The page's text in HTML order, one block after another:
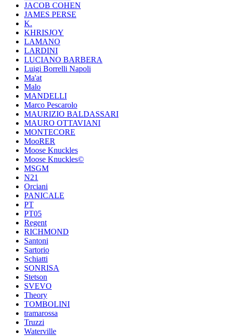
JACOB COHEN
JAMES PERSE
K.
KHRISJOY
LAMANO
LARDINI
LUCIANO BARBERA
Luigi Borrelli Napoli
Ma'at
Malo
MANDELLI
Marco Pescarolo
MAURIZIO BALDASSARI
MAURO OTTAVIANI
MONTECORE
MooRER
Moose Knuckles
Moose Knuckles©️
MSGM
N21
Orciani
PANICALE
PT
PT05
Regent
RICHMOND
Santoni
Sartorio
Schiatti
SONRISA
Stetson
SVEVO
Theory
TOMBOLINI
tramarossa
Truzzi
Waterville